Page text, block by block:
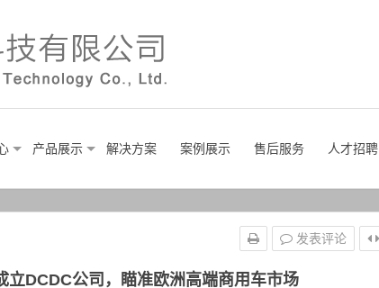
产品展示 解决方案 案例展示 售后服务 人才招聘
立DCDC公司，瞄准欧洲高端商用车市场
发表评论